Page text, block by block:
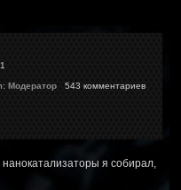
Модератор 543 комментариев
нанокатализаторы я собирал,